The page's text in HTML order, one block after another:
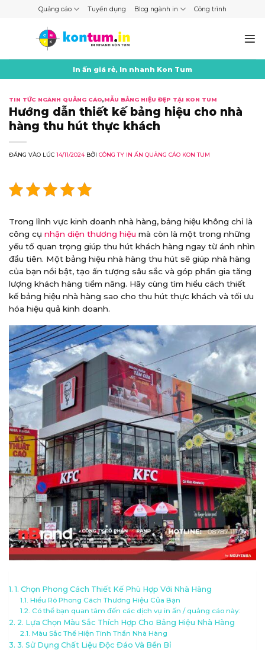
Quảng cáo Tuyển dụng Blog ngành in Công trình
In ấn giá rẻ, In nhanh Kon Tum
TIN TỨC NGÀNH QUẢNG CÁO,MẪU BẢNG HIỆU ĐẸP TẠI KON TUM
Hướng dẫn thiết kế bảng hiệu cho nhà
hàng thu hút thực khách
ĐĂNG VÀO LÚC 14/11/2024BỞI CÔNG TY IN ẤN QUẢNG CÁO KON TUM
Trong lĩnh vực kinh doanh nhà hàng, bảng hiệu không chỉ là
công cụ nhận diện thương hiệu mà còn là một trong những
yếu tố quan trọng giúp thu hút khách hàng ngay từ ánh nhìn
đầu tiên. Một bảng hiệu nhà hàng thu hút sẽ giúp nhà hàng
của bạn nổi bật, tạo ấn tượng sâu sắc và góp phần gia tăng
lượng khách hàng tiềm năng. Hãy cùng tìm hiểu cách thiết
kế bảng hiệu nhà hàng sao cho thu hút thực khách và tối ưu
hóa hiệu quả kinh doanh.
1. Chọn Phong Cách Thiết Kế Phù Hợp Với Nhà Hàng
Hiểu Rõ Phong Cách Thương Hiệu Của Bạn
Có thể bạn quan tâm đến các dịch vụ in ấn / quảng cáo này:
2. Lựa Chọn Màu Sắc Thích Hợp Cho Bảng Hiệu Nhà Hàng
Màu Sắc Thể Hiện Tinh Thần Nhà Hàng
3. Sử Dụng Chất Liệu Độc Đáo Và Bền Bỉ